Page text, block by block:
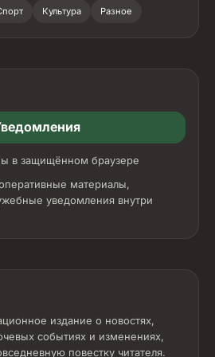
Культура Разное
в защищённом браузере
материалы,
уведомления внутри
издание о новостях,
событиях и изменениях,
повестку читателя.